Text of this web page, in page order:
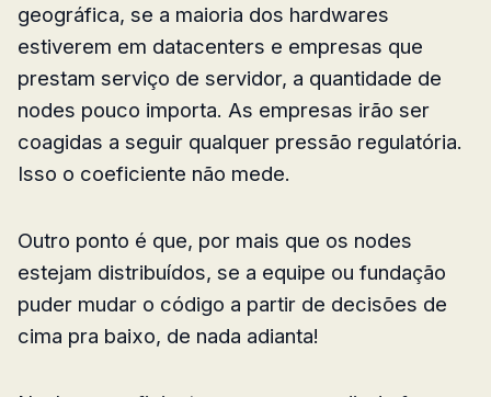
geográfica, se a maioria dos hardwares
estiverem em datacenters e empresas que
prestam serviço de servidor, a quantidade de
nodes pouco importa. As empresas irão ser
coagidas a seguir qualquer pressão regulatória.
Isso o coeficiente não mede.
Outro ponto é que, por mais que os nodes
estejam distribuídos, se a equipe ou fundação
puder mudar o código a partir de decisões de
cima pra baixo, de nada adianta!